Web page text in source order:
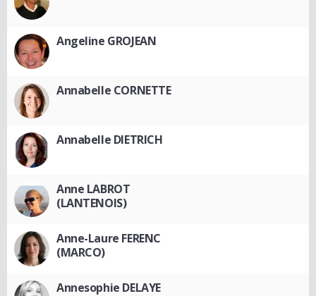
Angeline GROJEAN
Annabelle CORNETTE
Annabelle DIETRICH
Anne LABROT
(LANTENOIS)
Anne-Laure FERENC
(MARCO)
Annesophie DELAYE